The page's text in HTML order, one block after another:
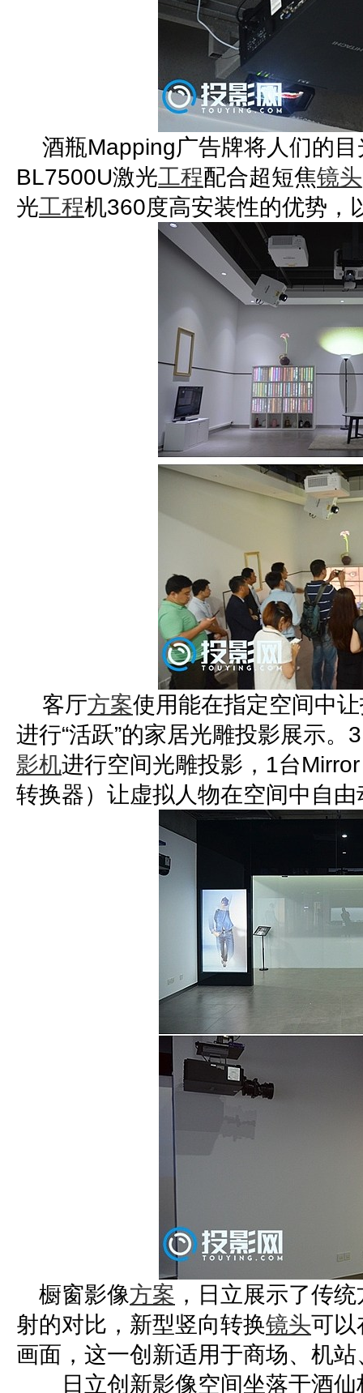
酒瓶Mapping广告牌将人们的目
BL7500U激光工程配合超短焦镜头
光工程机360度高安装性的优势，
客厅方案使用能在指定空间中
进行“活跃”的家居光雕投影展示
影机进行空间光雕投影，1台
转换器）让虚拟人物在空间中自由
橱窗影像方案 ，日立展示了传
射的对比，新型竖向转换镜头可以
画面，这一创新适用于商场、机
日立创新影像空间坐落于酒仙